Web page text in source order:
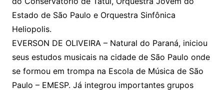
Estado de São Paulo e Orquestra Sinfônica
Heliopolis.
EVERSON DE OLIVEIRA – Natural do Paraná, iniciou
seus estudos musicais na cidade de São Paulo onde
se formou em trompa na Escola de Música de São
Paulo – EMESP. Já integrou importantes grupos